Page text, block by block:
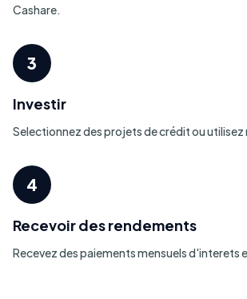
Cashare.
3
Investir
Selectionnez des projets de crédit ou
4
Recevoir des rendements
Recevez des paiements mensuels d'interets